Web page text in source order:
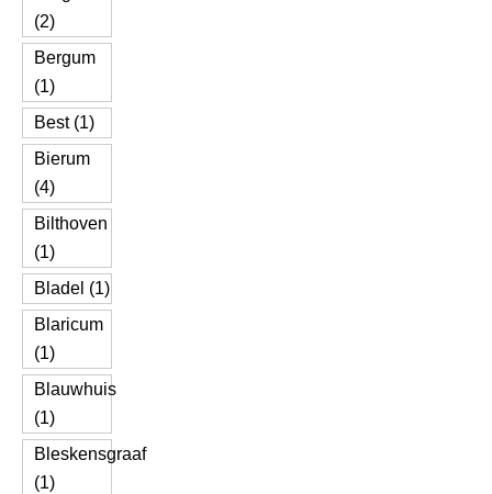
(2)
Bergum
(1)
Best (1)
Bierum
(4)
Bilthoven
(1)
Bladel (1)
Blaricum
(1)
Blauwhuis
(1)
Bleskensgraaf
(1)